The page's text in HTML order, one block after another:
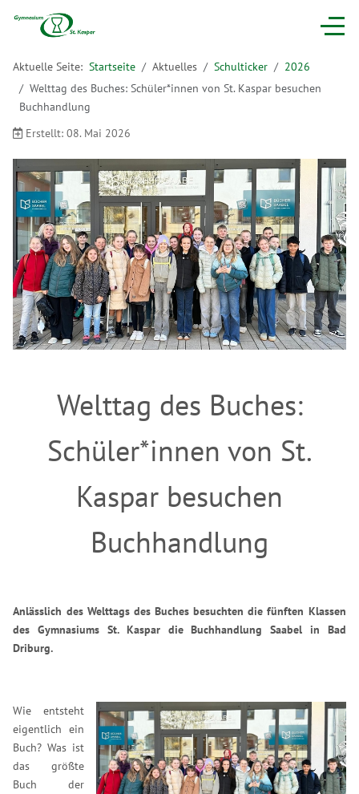
Aktuelle Seite:Startseite Aktuelles Schulticker
2026
Welttag des Buches: Schüler*innen von St. Kaspar besuchen
Buchhandlung
Erstellt: 08. Mai 2026
Welttag des Buches:
Schüler*innen von St.
Kaspar besuchen
Buchhandlung
Anlässlich des Welttags des Buches besuchten die fünften Klassen
des Gymnasiums St. Kaspar die Buchhandlung Saabel in Bad
Driburg.
Wie entsteht
eigentlich ein
Buch? Was ist
das größte
Buch der